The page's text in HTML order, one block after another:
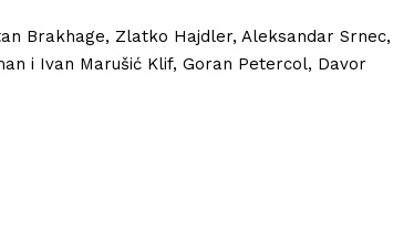
Brakhage, Zlatko Hajdler, Aleksandar Srnec,
i Ivan Marušić Klif, Goran Petercol, Davor